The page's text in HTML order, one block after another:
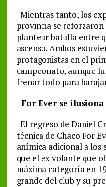
Mientras tanto, los
provincia se
plantear batalla entre
ascenso. Ambos
protagonistas en el
campeonato, aunque
frenar todo para
For Ever se
El regreso de Daniel
técnica de Chaco For
anímica adicional a los
que el ex volante que
máxima categoría en
grande del club y su